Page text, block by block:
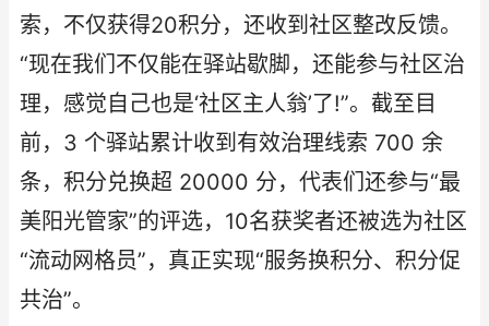
索，不仅获得20积分，还收到社区整改反馈。
“现在我们不仅能在驿站歇脚，还能参与社区治
理，感觉自己也是‘社区主人翁’了!”。截至目
前，3 个驿站累计收到有效治理线索 700 余
条，积分兑换超 20000 分，代表们还参与“最
美阳光管家”的评选，10名获奖者还被选为社区
“流动网格员”，真正实现“服务换积分、积分促
共治”。​